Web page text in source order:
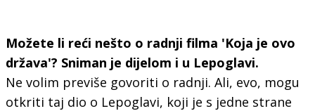
Možete li reći nešto o radnji filma 'Koja je ovo
država'? Sniman je dijelom i u Lepoglavi.
Ne volim previše govoriti o radnji. Ali, evo, mogu
otkriti taj dio o Lepoglavi, koji je s jedne strane